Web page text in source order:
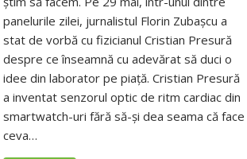
panelurile zilei, jurnalistul Florin Zubașcu a
stat de vorbă cu fizicianul Cristian Presură
despre ce înseamnă cu adevărat să duci o
idee din laborator pe piață. Cristian Presură
a inventat senzorul optic de ritm cardiac din
smartwatch-uri fără să-și dea seama că face
ceva…